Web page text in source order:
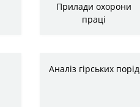
Прилади охорони
праці
Аналіз гірських порід